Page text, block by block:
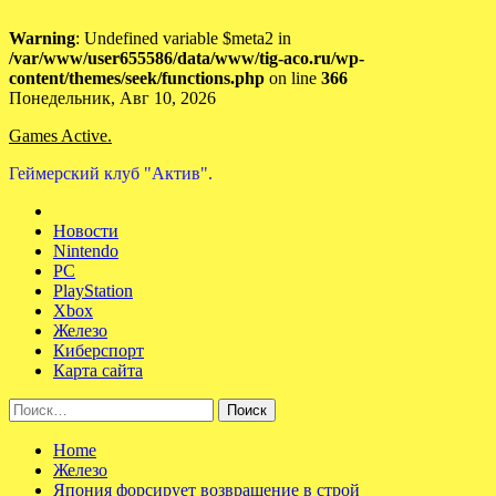
Warning: Undefined variable $meta2 in
/var/www/user655586/data/www/tig-aco.ru/wp-
content/themes/seek/functions.php on line 366
Skip
content
Понедельник, Авг 10, 2026
Games Active.
Геймерский клуб "Актив".
Новости
Nintendo
PC
PlayStation
Xbox
Железо
Киберспорт
Карта сайта
Найти:
Home
Железо
Япония форсирует возвращение в строй